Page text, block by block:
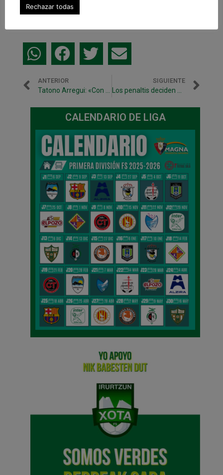
ANTERIOR SIGUIENTE
CALENDARIO DE LIGA
Rechazar todas